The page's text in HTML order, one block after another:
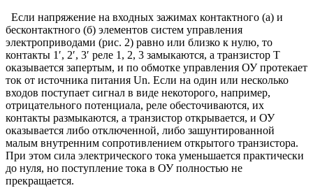
Если напряжение на входных зажимах контактного (a) и
бесконтактного (б) элементов систем управления
электроприводами (рис. 2) равно или близко к нулю, то
контакты 1′, 2′, 3′ реле 1, 2, 3 замыкаются, а транзистор Т
оказывается запертым, и по обмотке управления ОУ протекает
ток от источника питания Un. Если на один или несколько
входов поступает сигнал в виде некоторого, например,
отрицательного потенциала, реле обесточиваются, их
контакты размыкаются, а транзистор открывается, и ОУ
оказывается либо отключенной, либо зашунтированной
малым внутренним сопротивлением открытого транзистора.
При этом сила электрического тока уменьшается практически
до нуля, но поступление тока в ОУ полностью не
прекращается.